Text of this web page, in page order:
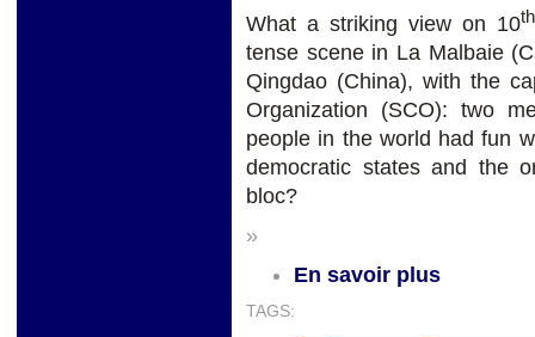
What a striking view on 10th
tense scene in La Malbaie
Qingdao (China), with the
Organization (SCO): two
people in the world had fun
democratic states and the
bloc?
»
En savoir plus
TAGS: